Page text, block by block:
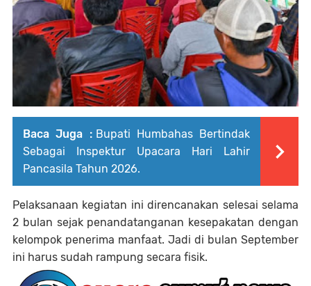
Baca Juga : Bupati Humbahas Bertindak
Sebagai Inspektur Upacara Hari Lahir
Pancasila Tahun 2026.
Pelaksanaan kegiatan ini direncanakan selesai selama
2 bulan sejak penandatanganan kesepakatan dengan
kelompok penerima manfaat. Jadi di bulan September
ini harus sudah rampung secara fisik.